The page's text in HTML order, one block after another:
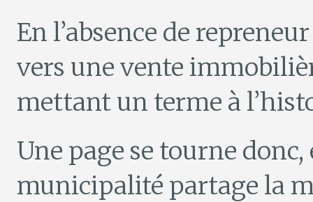
En l’absence de
vers une vente
mettant un terme à
Une page se tourne donc,
municipalité partage la